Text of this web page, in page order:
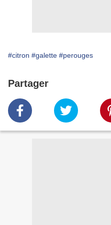
#citron #galette #perouges
Partager